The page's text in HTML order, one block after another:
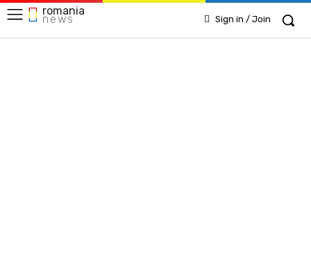
romania
news Sign in / Join